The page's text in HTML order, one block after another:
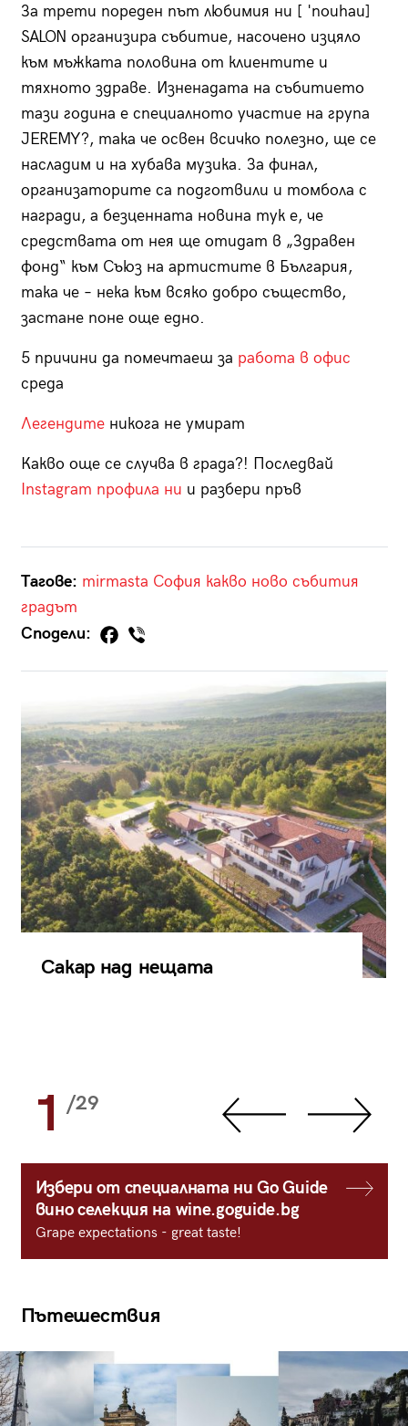
За трети пореден път любимия ни [ 'nouhau]
SALON организира събитие, насочено изцяло
към мъжката половина от клиентите и
тяхното здраве. Изненадата на събитието
тази година е специалното участие на група
JEREMY?, така че освен всичко полезно, ще се
насладим и на хубава музика. За финал,
организаторите са подготвили и томбола с
награди, а безценната новина тук е, че
средствата от нея ще отидат в „Здравен
фонд“ към Съюз на артистите в България,
така че – нека към всяко добро същество,
застане поне още едно.
5 причини да помечтаеш за работа в офис
среда
Легендитеникога не умират
Какво още се случва в града?! Последвай
Instagram профила ни и разбери пръв
Тагове: mirmasta София какво ново събития
градът
Сподели:
Сакар над нещата
1 /29
Избери от специалната ни Go Guide
вино селекция на wine.goguide.bg
Grape expectations - great taste!
Пътешествия